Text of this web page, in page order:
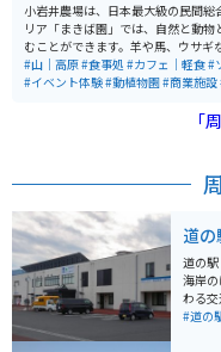
小岩井農場は、日本最大級の民間総
リア「まきば園」では、自然と動物
むことができます。羊や馬、ウサギ
触れ合えるほか、乗馬やエサやりと
ムも充実しています。また、バター
に用意されています。国の重要文
産現場や100年の森などを見学でき
要文化財に指定されている牛舎やサ
場産の新鮮な食材を使った料理が堪
やカフェがあり、ここでしか味わえ
ています。岩手山を背景にした美し
ら、一日中ゆったりと過ごせるスポ
#山｜高原#食事処 #カフェ｜軽食#
#イベント体験#動植物園#商業施設
「
道の
道の
海岸
わる交通の
メンや
#道の